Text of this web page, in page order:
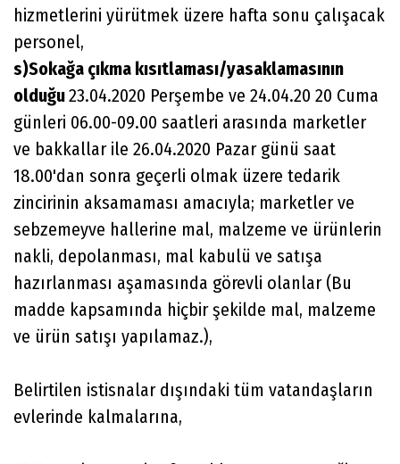
hizmetlerini yürütmek üzere hafta sonu çalışacak
personel,
s)Sokağa çıkma kısıtlaması/yasaklamasının
olduğu23.04.2020 Perşembe ve 24.04.20 20 Cuma
günleri 06.00-09.00 saatleri arasında marketler
ve bakkallar ile 26.04.2020 Pazar günü saat
18.00'dan sonra geçerli olmak üzere tedarik
zincirinin aksamaması amacıyla; marketler ve
sebzemeyve hallerine mal, malzeme ve ürünlerin
nakli, depolanması, mal kabulü ve satışa
hazırlanması aşamasında görevli olanlar (Bu
madde kapsamında hiçbir şekilde mal, malzeme
ve ürün satışı yapılamaz.),
Belirtilen istisnalar dışındaki tüm vatandaşların
evlerinde kalmalarına,